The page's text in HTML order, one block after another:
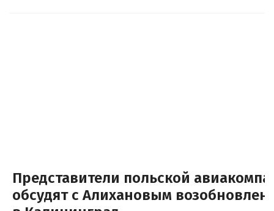
Представители польской
обсудят с Алихановым